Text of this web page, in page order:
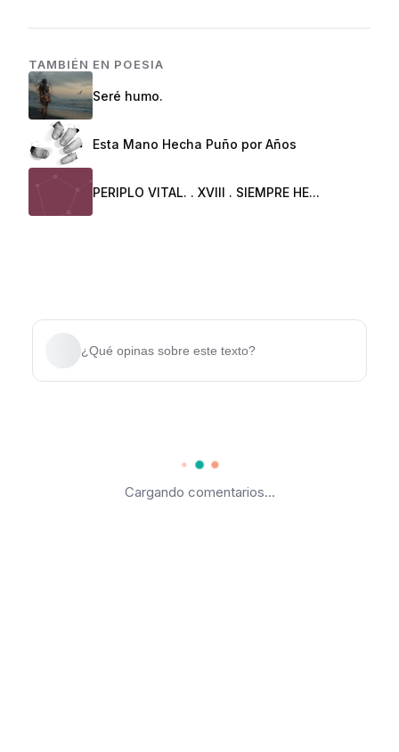
TAMBIÉN EN POESIA
Seré humo.
Esta Mano Hecha Puño por Años
PERIPLO VITAL. . XVIII . SIEMPRE HE...
¿Qué opinas sobre este texto?
Cargando comentarios...